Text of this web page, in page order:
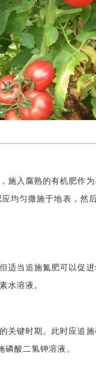
入腐熟的有机肥作为
均匀撒施于地表，然
当追施氮肥可以促进
水溶液。
键时期。此时应追施
酸二氢钾溶液。